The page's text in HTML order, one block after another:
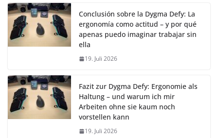
Conclusión sobre la Dygma Defy: La
ergonomía como actitud – y por qué
apenas puedo imaginar trabajar sin
ella
19. Juli 2026
Fazit zur Dygma Defy: Ergonomie als
Haltung – und warum ich mir
Arbeiten ohne sie kaum noch
vorstellen kann
19. Juli 2026